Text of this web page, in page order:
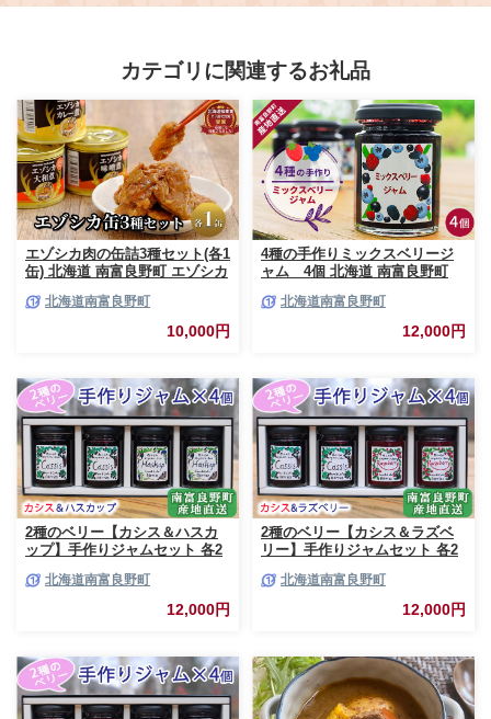
岡 静岡県 浜松市 2回 定期 【配送
カテゴリに関連するお礼品
エゾシカ肉の缶詰3種セット(各1
缶) 北海道 南富良野町 エゾシカ
合せ ジビエ 加工品 北海道産 国
産 おつまみ おかず 高たんぱく
低脂肪 鉄分 カレー 味噌 食べや
北海道南富良野町
10,000円
4種の手作りミックスベリージ
ャム 4個 北海道 南富良野町
合せ ブルーベリー てんさい糖
酸味 甘味 香り 甘酸っぱい 美味
北海道南富良野町
12,000円
2種のベリー【カシス＆ハスカ
ップ】手作りジャムセット 各2
シス ハスカップ ソース 果実 て
んさい糖 無農薬 ポリフェノー
北海道南富良野町
12,000円
2種のベリー【カシス＆ラズベ
リー】手作りジャムセット 各2
リー カシス ラズベリー ソース
果実 てんさい糖 無農薬
北海道南富良野町
12,000円